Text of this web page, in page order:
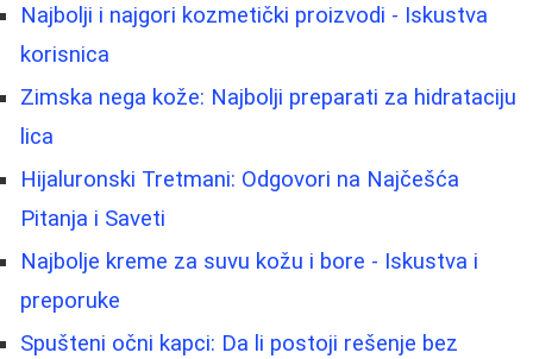
Najbolji i najgori kozmetički proizvodi - Iskustva
korisnica
Zimska nega kože: Najbolji preparati za hidrataciju
lica
Hijaluronski Tretmani: Odgovori na Najčešća
Pitanja i Saveti
Najbolje kreme za suvu kožu i bore - Iskustva i
preporuke
Spušteni očni kapci: Da li postoji rešenje bez